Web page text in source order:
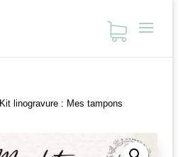
Kit linogravure : Mes tampons